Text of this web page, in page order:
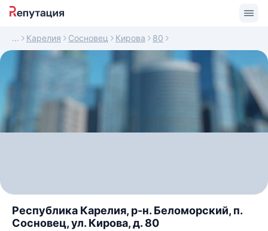
Карелия Сосновец Кирова 80
Республика Карелия, р-н. Беломорский, п.
Сосновец, ул. Кирова, д. 80